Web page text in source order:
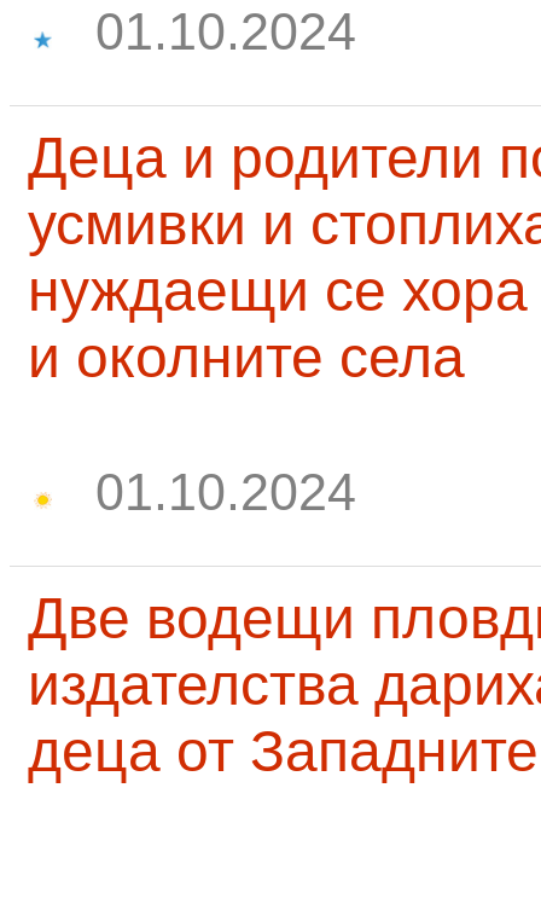
01.10.2024
Деца и родители
усмивки и
нуждаещи се
и околните села
01.10.2024
Две водещи
издателства
деца от